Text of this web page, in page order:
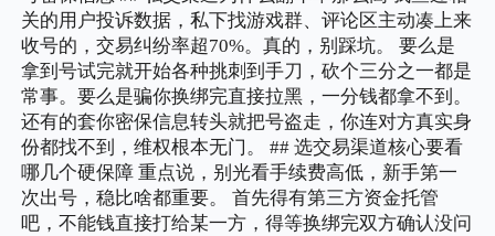
关的用户投诉数据，私下找游戏群、评论区主动凑上来
收号的，交易纠纷率超70%。真的，别踩坑。 要么是
拿到号试完就开始各种挑刺到手刀，砍个三分之一都是
常事。要么是骗你换绑完直接拉黑，一分钱都拿不到。
还有的套你密保信息转头就把号盗走，你连对方真实身
份都找不到，维权根本无门。 ## 选交易渠道核心要看
哪几个硬保障 重点说，别光看手续费高低，新手第一
次出号，稳比啥都重要。 首先得有第三方资金托管
吧，不能钱直接打给某一方，得等换绑完双方确认没问